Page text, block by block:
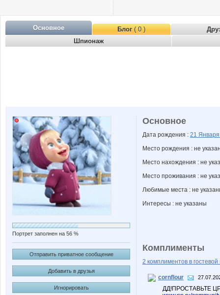
Основное Блог( 0 )
Шпионаж
Портрет заполнен на 56 %
Отправить приватное сообщение
Добавить в друзья
Игнорировать
Основное
Дата рождения : 21
Место рождения : не
Место нахождения : не
Место проживания : не
Любимые места : не
Интересы : не указаны
Комплименты
2 комплиментов в гостевой
cornflour
ДД!ПРОСТАВЬТЕ